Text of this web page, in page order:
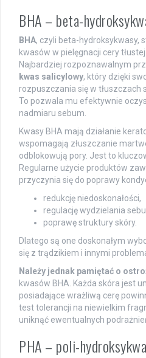
BHA – beta-
BHA, czyli beta-hydroksykwasy,
kwasów w pielęgnacji cery
Najbardziej rozpoznawalnym
kwas salicylowy, który dzięki
rozpuszczania się w tłuszczach
To pozwala mu efektywnie
nadmiaru sebum.
Kwasy BHA mają działanie
wspomagają złuszczanie
odblokowują pory. Jest to
Regularne użycie produktów
przyczynia się do poprawy
redukcję niedoskonałości,
regulację wydzielania
poprawę struktury skóry.
Dlatego są one doskonałym
się z trądzikiem i innymi
Należy jednak pamiętać o
kwasów BHA. Każda skóra jest
posiadające wrażliwą cerę
test tolerancji na niewielkim
uniknąć ewentualnych
PHA – poli-